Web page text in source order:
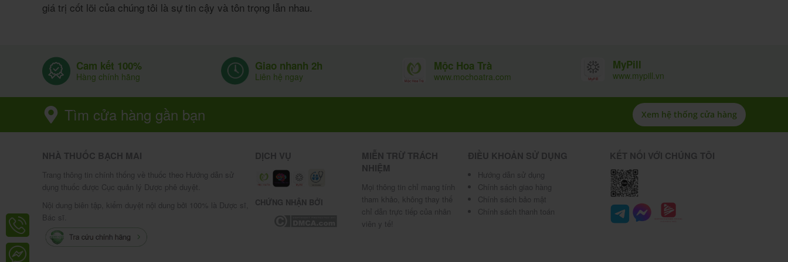
giá trị cốt lõi của chúng tôi là sự tin cậy và tôn trọng lẫn nhau.
Cam kết 100%
Hàng chính hãng
Giao nhanh 2h
Liên hệ ngay
Mộc Hoa Trà
www.mochoatra.com
MyPill
www.mypill.vn
Tìm cửa hàng gần bạn Xem hệ thống cửa hàng
NHÀ THUỐC BẠCH MAI
Trang thông tin chính thống về thuốc theo Hướng dẫn sử
dụng thuốc được Cục quản lý Dược phê duyệt.
Nội dung biên tập, kiểm duyệt nội dung bởi 100% là Dược sĩ,
Bác sĩ.
DỊCH VỤ
CHỨNG NHẬN BỞI
MIỄN TRỪ TRÁCH
NHIỆM
Mọi thông tin chỉ mang tính
tham khảo, không thay thế
chỉ dẫn trực tiếp của nhân
viên y tế!
ĐIỀU KHOẢN SỬ DỤNG
Hướng dẫn sử dụng
Chính sách giao hàng
Chính sách bảo mật
Chính sách thanh toán
KẾT NỐI VỚI CHÚNG TÔI